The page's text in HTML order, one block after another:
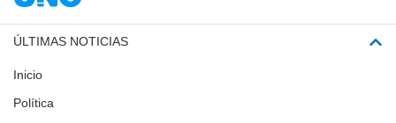
ÚLTIMAS NOTICIAS
Inicio
Política